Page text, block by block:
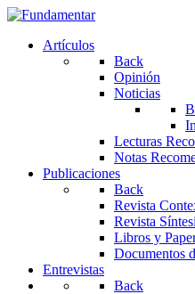
Artículos
Back
Opinión
Noticias
Lecturas
Notas
Publicaciones
Back
Revista
Revista
Libros y
Documentos
Entrevistas
Back